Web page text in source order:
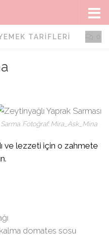
TARIFLERI
Sarma. Fotoğraf: Mira_Ask_Mina
ve lezzeti için o zahmete
kalma domates sosu